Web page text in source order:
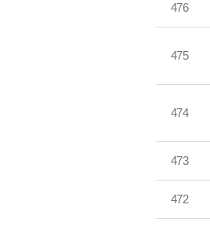
476
475
474
473
472